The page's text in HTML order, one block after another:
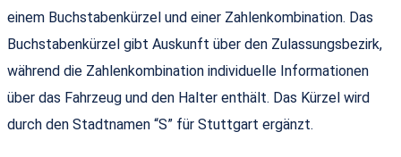
einem Buchstabenkürzel und einer Zahlenkombination. Das
Buchstabenkürzel gibt Auskunft über den Zulassungsbezirk,
während die Zahlenkombination individuelle Informationen
über das Fahrzeug und den Halter enthält. Das Kürzel wird
durch den Stadtnamen “S” für Stuttgart ergänzt.